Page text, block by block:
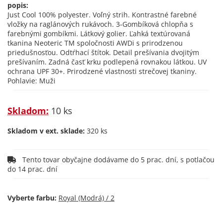
popis:
Just Cool 100% polyester. Voľný strih. Kontrastné farebné
vložky na raglánových rukávoch. 3-Gombíková chlopňa s
farebnými gombíkmi. Látkový golier. Ľahká textúrovaná
tkanina Neoteric TM spoločnosti AWDi s prirodzenou
priedušnosťou. Odtŕhací štítok. Detail prešívania dvojitým
prešívaním. Zadná časť krku podlepená rovnakou látkou. UV
ochrana UPF 30+. Prirodzené vlastnosti strečovej tkaniny.
Pohlavie: Muži
Skladom: 10 ks
Skladom v ext. sklade: 320 ks
do 14 prac. dní
Vyberte farbu: